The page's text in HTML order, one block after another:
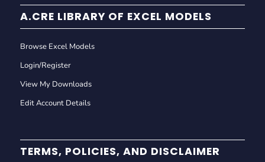
A.CRE LIBRARY OF EXCEL MODELS
Browse Excel Models
Login/Register
View My Downloads
Edit Account Details
TERMS, POLICIES, AND DISCLAIMER